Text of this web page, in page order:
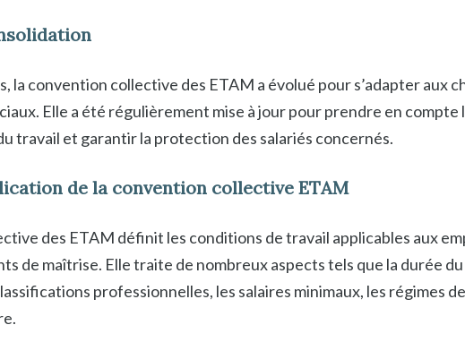
la convention collective des ETAM a évolué pour s’adapter aux
Elle a été régulièrement mise à jour pour prendre en compte
travail et garantir la protection des salariés concernés.
de la convention collective ETAM
des ETAM définit les conditions de travail applicables aux
de maîtrise. Elle traite de nombreux aspects tels que la durée
professionnelles, les salaires minimaux, les régimes